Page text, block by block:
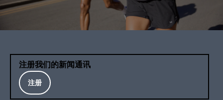
注册我们的新闻通讯
注册